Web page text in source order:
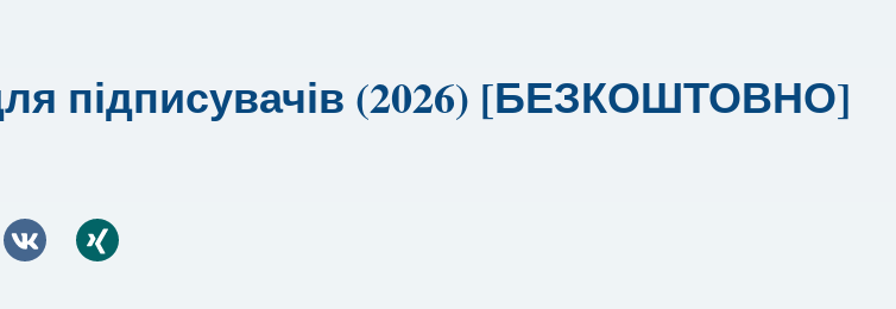
підписувачів (2026) [БЕЗКОШТОВНО]